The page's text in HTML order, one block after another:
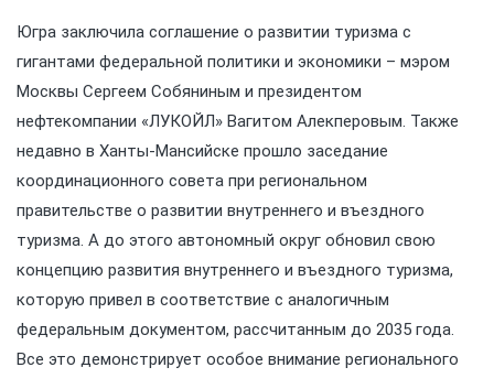
Югра заключила соглашение о развитии туризма с
гигантами федеральной политики и экономики – мэром
Москвы Сергеем Собяниным и президентом
нефтекомпании «ЛУКОЙЛ» Вагитом Алекперовым. Также
недавно в Ханты-Мансийске прошло заседание
координационного совета при региональном
правительстве о развитии внутреннего и въездного
туризма. А до этого автономный округ обновил свою
концепцию развития внутреннего и въездного туризма,
которую привел в соответствие с аналогичным
федеральным документом, рассчитанным до 2035 года.
Все это демонстрирует особое внимание регионального